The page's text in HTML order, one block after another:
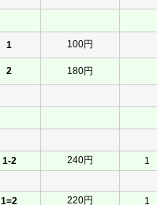
1 100円
2 180円
1-2 240円 1
1=2 220円 1